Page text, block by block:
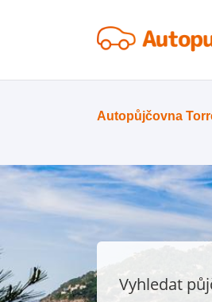
Autopůjčovna
Vyhledat